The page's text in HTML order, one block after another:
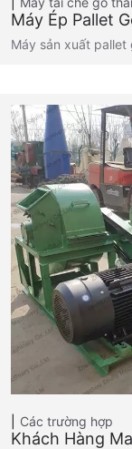
Máy Ép Pallet
Máy sản xuất
Các trường hợp
Khách Hàng